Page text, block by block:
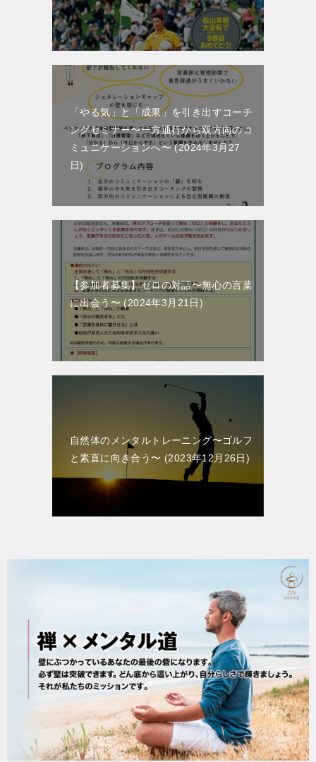
「やる気」と「成果」を引き出すコーチ
ングセミナー〜一方通行から双方向のコ
ミュニケーションへ〜
2024年3月27
日
【参加者募集】ゼロの対話〜無心の言葉
に出会う〜
2024年3月21日
自然体のメンタルトレーニング〜ゴルフ
と素直に向き合う〜
2023年12月26日